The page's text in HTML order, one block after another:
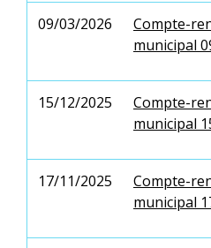
09/03/2026
Compte-
municipal
15/12/2025
Compte-
municipal
17/11/2025
Compte-
municipal